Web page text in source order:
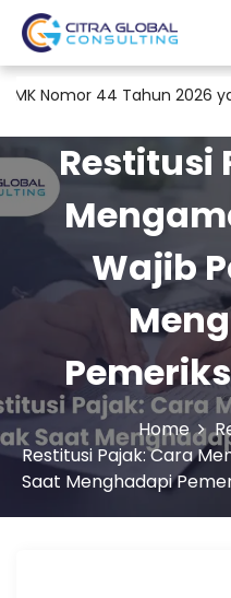
Tahun 2026 yang Wajib
Restitusi
Wajib
Home
Restitusi Pajak: Cara
Saat Menghadapi